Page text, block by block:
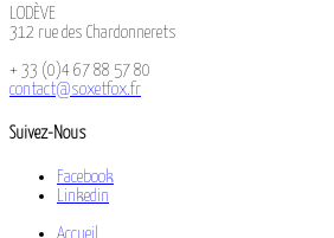
LODÈVE
312 rue des Chardonnerets
+ 33 (0)4 67 88 57 80
contact@soxetfox.fr
Suivez-Nous
Facebook
Linkedin
Accueil